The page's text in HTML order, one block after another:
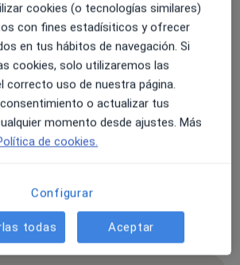
tratadas
de los rotadores
espalda
Pinzamiento lumbar
cookies (o tecnologías similares)
con fines estadísiticos y ofrecer
en tus hábitos de navegación. Si
cookies, solo utilizaremos las
correcto uso de nuestra página.
o actualizar tus
momento desde ajustes. Más
de cookies.
Configurar
todas Aceptar